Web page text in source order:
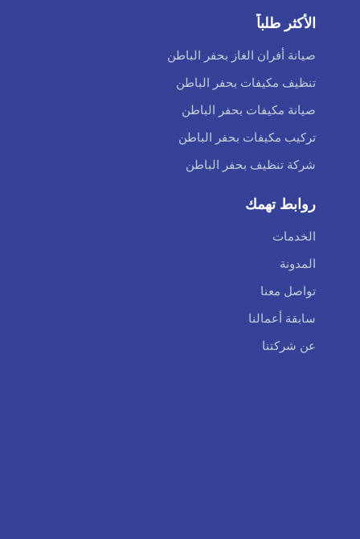
الأكثر طلباً
صيانة أفران الغاز بحفر الباطن
تنظيف مكيفات بحفر الباطن
صيانة مكيفات بحفر الباطن
تركيب مكيفات بحفر الباطن
شركة تنظيف بحفر الباطن
روابط تهمك
الخدمات
المدونة
تواصل معنا
سابقة أعمالنا
عن شركتنا